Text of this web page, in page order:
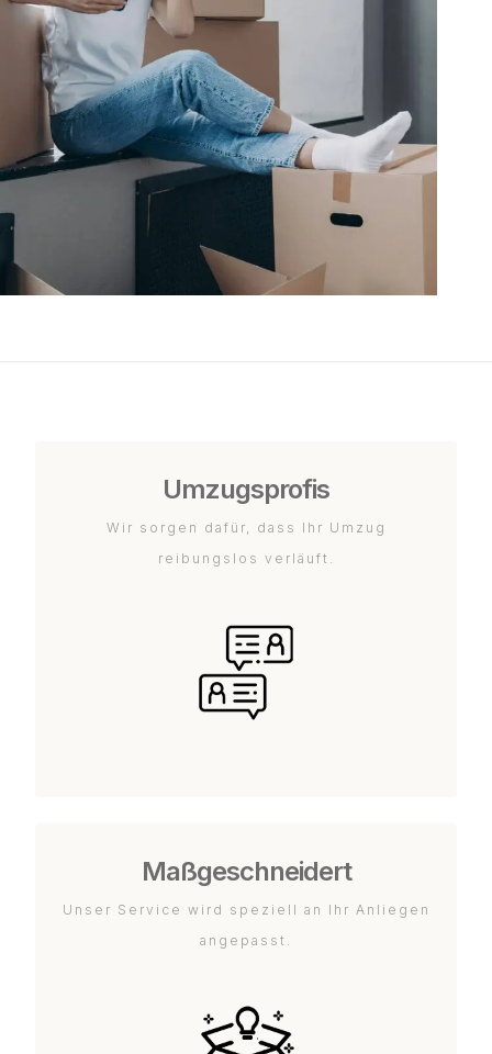
Umzugsprofis
Wir sorgen dafür, dass Ihr Umzug
reibungslos verläuft.
Maßgeschneidert
Unser Service wird speziell an Ihr Anliegen
angepasst.